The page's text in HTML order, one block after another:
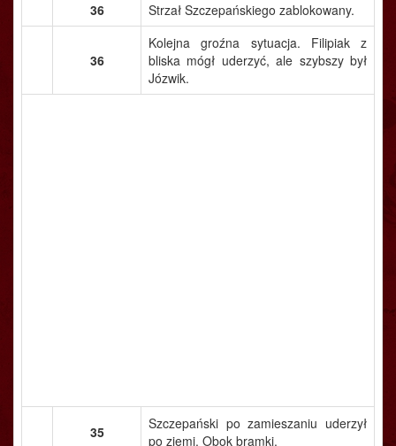
36
Strzał Szczepańskiego zablokowany.
36
Kolejna groźna sytuacja. Filipiak z
bliska mógł uderzyć, ale szybszy był
Józwik.
35
Szczepański po zamieszaniu uderzył
po ziemi. Obok bramki.